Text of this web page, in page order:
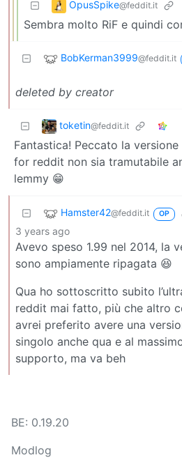
OpusSpike@feddit.it
Sembra molto RiF e quindi
BobKerman3999@feddit.it
deleted by creator
toketin@feddit.it
Fantastica! Peccato la
for reddit non sia tramutabile
lemmy 😁
Hamster42@feddit.it OP
3 years ago
Avevo speso 1.99 nel 2014, la
sono ampiamente ripagata 😆
Qua ho sottoscritto subito
reddit mai fatto, più che altro
avrei preferito avere una
singolo anche qua e al
supporto, ma va beh
BE: 0.19.20
Modlog